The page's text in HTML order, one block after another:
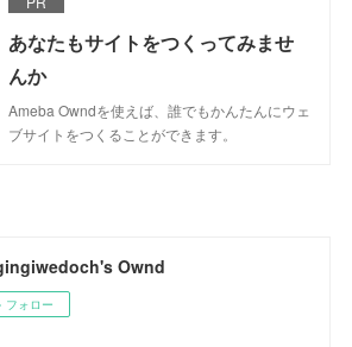
あなたもサイトをつくってみませ
んか
Ameba Owndを使えば、誰でもかんたんにウェ
ブサイトをつくることができます。
Ownd
フォロー